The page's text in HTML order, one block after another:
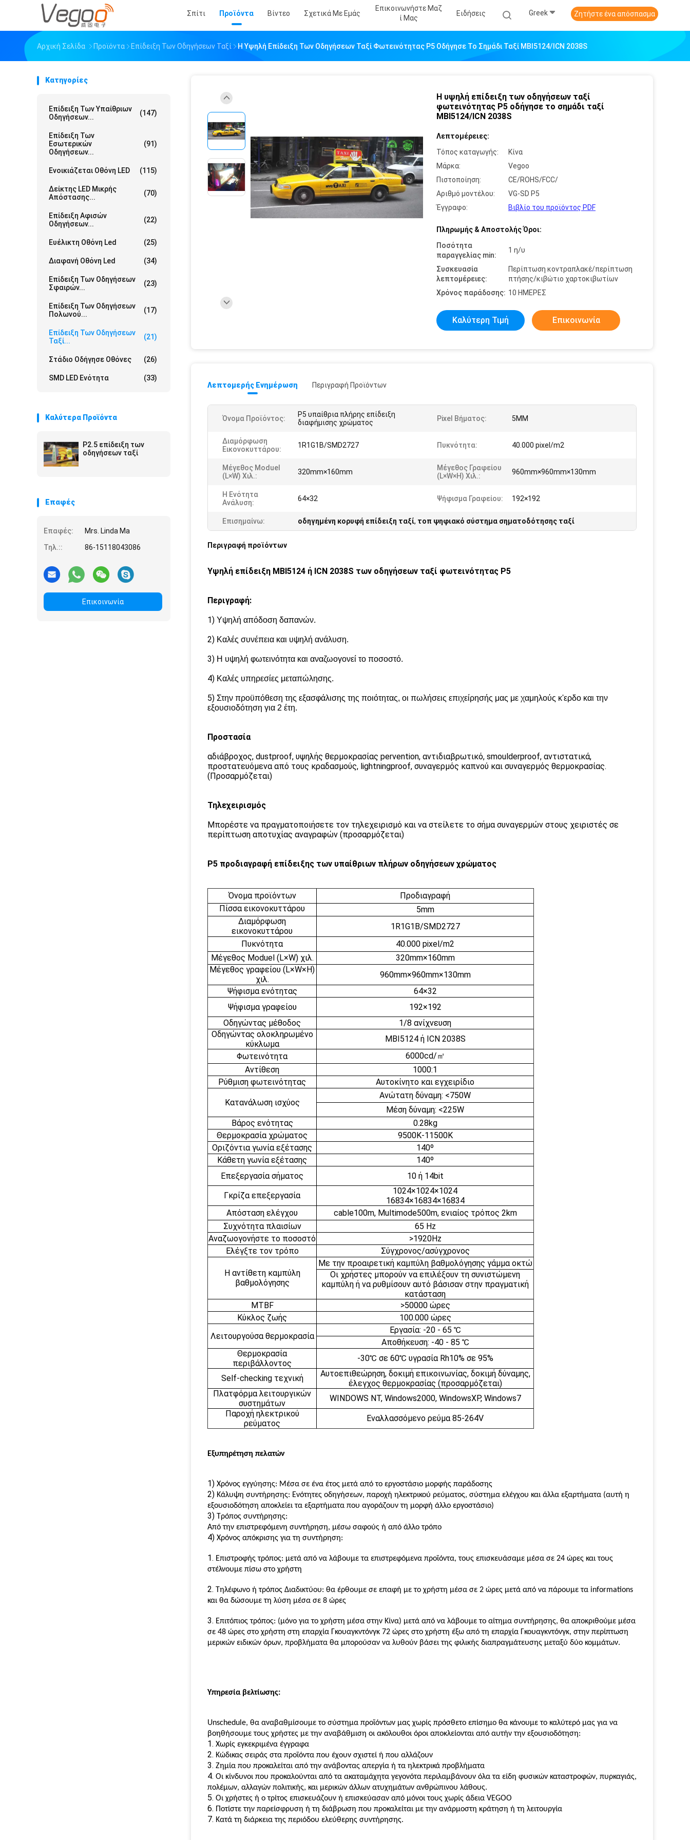
Σπίτι Προϊόντα Βίντεο Σχετικά Με Εμάς
Επικοινωνήστε Μαζ
Ί Μας
Ειδήσεις Greek Ζητήστε ένα απόσπασμα
Αρχική Σελίδα Προϊόντα Επίδειξη Των Οδηγήσεων Ταξί Η Υψηλή Επίδειξη Των Οδηγήσεων Ταξί Φωτεινότητας P5 Οδήγησε Το Σημάδι Ταξί MBI5124/ICN 2038S
Κατηγορίες
Επίδειξη Των Υπαίθριων
Οδηγήσεων...
(147)
Επίδειξη Των
Εσωτερικών
Οδηγήσεων...
(91)
Ενοικιάζεται Οθόνη LED (115)
Δείκτης LED Μικρής
Απόστασης...
(70)
Επίδειξη Αφισών
Οδηγήσεων...
(22)
Ευέλικτη Οθόνη Led (25)
Διαφανή Οθόνη Led (34)
Επίδειξη Των Οδηγήσεων
Σφαιρών...
(23)
Επίδειξη Των Οδηγήσεων
Πολωνού...
(17)
Επίδειξη Των Οδηγήσεων
Ταξί...
(21)
Στάδιο Οδήγησε Οθόνες (26)
SMD LED Ενότητα (33)
Καλύτερα Προϊόντα
P2.5 επίδειξη των
οδηγήσεων ταξί
Επαφές
Επαφές:
Mrs. Linda Ma
Τηλ.::
86-15118043086
Επικοινωνία
Η υψηλή επίδειξη των οδηγήσεων ταξί
φωτεινότητας P5 οδήγησε το σημάδι ταξί
MBI5124/ICN 2038S
Λεπτομέρειες:
Τόπος καταγωγής:
Κίνα
Μάρκα:
Vegoo
Πιστοποίηση:
CE/ROHS/FCC/
Αριθμό μοντέλου:
VG-SD P5
Έγγραφο:
Βιβλίο του προϊόντος PDF
Πληρωμής & Αποστολής Όροι:
Ποσότητα
παραγγελίας min:
1 η/υ
Συσκευασία
λεπτομέρειες:
Περίπτωση κοντραπλακέ/περίπτωση
πτήσης/κιβώτιο χαρτοκιβωτίων
Χρόνος παράδοσης: 10 ΗΜΕΡΕΣ
Καλύτερη Τιμή Επικοινωνία
Λεπτομερής Ενημέρωση Περιγραφή Προϊόντων
Όνομα Προϊόντος:
P5 υπαίθρια πλήρης επίδειξη
διαφήμισης χρώματος
Pixel Βήματος: 5MM
Διαμόρφωση
Εικονοκυττάρου:
1R1G1B/SMD2727 Πυκνότητα: 40.000 pixel/m2
Μέγεθος Moduel
(L×W) Χιλ.:
320mm×160mm
Μέγεθος Γραφείου
(L×W×H) Χιλ.:
960mm×960mm×130mm
Η Ενότητα
Ανάλυση:
64×32 Ψήφισμα Γραφείου: 192×192
Επισημαίνω: οδηγημένη κορυφή επίδειξη ταξί, τοπ ψηφιακό σύστημα σηματοδότησης ταξί
Περιγραφή προϊόντων
Υψηλή επίδειξη MBI5124 ή ICN 2038S των οδηγήσεων ταξί φωτεινότητας P5
Περιγραφή:
1) Υψηλή απόδοση δαπανών.
2) Καλές συνέπεια και υψηλή ανάλυση.
3) Η υψηλή φωτεινότητα και αναζωογονεί το ποσοστό.
4) Καλές υπηρεσίες μεταπώλησης.
5) Στην προϋπόθεση της εξασφάλισης της ποιότητας, οι πωλήσεις επιχείρησής μας με χαμηλούς κ'ερδο και την
εξουσιοδότηση για 2 έτη.
Προστασία
αδιάβροχος, dustproof, υψηλής θερμοκρασίας pervention, αντιδιαβρωτικό, smoulderproof, αντιστατικά,
προστατευόμενα από τους κραδασμούς, lightningproof, συναγερμός καπνού και συναγερμός θερμοκρασίας.
(Προσαρμόζεται)
Τηλεχειρισμός
Μπορέστε να πραγματοποιήσετε τον τηλεχειρισμό και να στείλετε το σήμα συναγερμών στους χειριστές σε
περίπτωση αποτυχίας αναγραφών (προσαρμόζεται)
P5 προδιαγραφή επίδειξης των υπαίθριων πλήρων οδηγήσεων χρώματος
Όνομα προϊόντων
Προδιαγραφή
Πίσσα εικονοκυττάρου
5mm
Διαμόρφωση
εικονοκυττάρου
1R1G1B/SMD2727
Πυκνότητα
40.000 pixel/m2
Μέγεθος Moduel (L×W) χιλ.
320mm×160mm
Μέγεθος γραφείου (L×W×H)
χιλ.
960mm×960mm×130mm
Ψήφισμα ενότητας
64×32
Ψήφισμα γραφείου
192×192
Οδηγώντας μέθοδος
1/8 ανίχνευση
Οδηγώντας ολοκληρωμένο
κύκλωμα
MBI5124 ή ICN 2038S
Φωτεινότητα
6000cd/㎡
Αντίθεση
1000:1
Ρύθμιση φωτεινότητας
Αυτοκίνητο και εγχειρίδιο
Κατανάλωση ισχύος
Ανώτατη δύναμη: <750W
Μέση δύναμη: <225W
Βάρος ενότητας
0.28kg
Θερμοκρασία χρώματος
9500K-11500K
Οριζόντια γωνία εξέτασης
140º
Κάθετη γωνία εξέτασης
140º
Επεξεργασία σήματος
10 ή 14bit
Γκρίζα επεξεργασία
1024×1024×1024
16834×16834×16834
Απόσταση ελέγχου
cable100m, Multimode500m, ενιαίος τρόπος 2km
Συχνότητα πλαισίων
65 Hz
Αναζωογονήστε το ποσοστό
>1920Hz
Ελέγξτε τον τρόπο
Σύγχρονος/ασύγχρονος
Η αντίθετη καμπύλη
βαθμολόγησης
Με την προαιρετική καμπύλη βαθμολόγησης γάμμα οκτώ
Οι χρήστες μπορούν να επιλέξουν τη συνιστώμενη
καμπύλη ή να ρυθμίσουν αυτό βάσισαν στην πραγματική
κατάσταση
MTBF
>50000 ώρες
Κύκλος ζωής
100.000 ώρες
Λειτουργούσα θερμοκρασία
Εργασία: -20 - 65 ℃
Αποθήκευση: -40 - 85 ℃
Θερμοκρασία
περιβάλλοντος
-30℃ σε 60℃ υγρασία Rh10% σε 95%
Self-checking τεχνική
Αυτοεπιθεώρηση, δοκιμή επικοινωνίας, δοκιμή δύναμης,
έλεγχος θερμοκρασίας (προσαρμόζεται)
Πλατφόρμα λειτουργικών
συστημάτων
WINDOWS NT, Windows2000, WindowsXP, Windows7
Παροχή ηλεκτρικού
ρεύματος
Εναλλασσόμενο ρεύμα 85-264V
Εξυπηρέτηση πελατών
1) Χρόνος εγγύησης: Μέσα σε ένα έτος μετά από το εργοστάσιο μορφής παράδοσης
2) Κάλυψη συντήρησης: Ενότητες οδηγήσεων, παροχή ηλεκτρικού ρεύματος, σύστημα ελέγχου και άλλα εξαρτήματα (αυτή η
εξουσιοδότηση αποκλείει τα εξαρτήματα που αγοράζουν τη μορφή άλλο εργοστάσιο)
3) Τρόπος συντήρησης:
Από την επιστρεφόμενη συντήρηση, μέσω σαφούς ή από άλλο τρόπο
4) Χρόνος απόκρισης για τη συντήρηση:
1. Επιστροφής τρόπος: μετά από να λάβουμε τα επιστρεφόμενα προϊόντα, τους επισκευάσαμε μέσα σε 24 ώρες και τους
στέλνουμε πίσω στο χρήστη
2. Τηλέφωνο ή τρόπος Διαδικτύου: θα έρθουμε σε επαφή με το χρήστη μέσα σε 2 ώρες μετά από να πάρουμε τα informations
και θα δώσουμε τη λύση μέσα σε 8 ώρες
3. Επιτόπιος τρόπος: (μόνο για το χρήστη μέσα στην Κίνα) μετά από να λάβουμε το αίτημα συντήρησης, θα αποκριθούμε μέσα
σε 48 ώρες στο χρήστη στη επαρχία Γκουαγκντόνγκ 72 ώρες στο χρήστη έξω από τη επαρχία Γκουαγκντόνγκ, στην περίπτωση
μερικών ειδικών όρων, προβλήματα θα μπορούσαν να λυθούν βάσει της φιλικής διαπραγμάτευσης μεταξύ δύο κομμάτων.
Υπηρεσία βελτίωσης:
Unschedule, θα αναβαθμίσουμε το σύστημα προϊόντων μας χωρίς πρόσθετο επίσημο θα κάνουμε το καλύτερό μας για να
βοηθήσουμε τους χρήστες με την αναβάθμιση οι ακόλουθοι όροι αποκλείονται από αυτήν την εξουσιοδότηση:
1. Χωρίς εγκεκριμένα έγγραφα
2. Κώδικας σειράς στα προϊόντα που έχουν σχιστεί ή που αλλάζουν
3. Ζημία που προκαλείται από την ανάβοντας απεργία ή τα ηλεκτρικά προβλήματα
4. Οι κίνδυνοι που προκαλούνται από τα ακαταμάχητα γεγονότα περιλαμβάνουν όλα τα είδη φυσικών καταστροφών, πυρκαγιάς,
πολέμων, αλλαγών πολιτικής, και μερικών άλλων ατυχημάτων ανθρώπινου λάθους.
5. Οι χρήστες ή ο τρίτος επισκευάζουν ή επισκεύασαν από μόνοι τους χωρίς άδεια VEGOO
6. Ποτίστε την παρείσφρυση ή τη διάβρωση που προκαλείται με την ανάρμοστη κράτηση ή τη λειτουργία
7. Κατά τη διάρκεια της περιόδου ελεύθερης συντήρησης.